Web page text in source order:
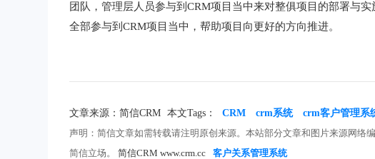
团队，管理层人员参与到CRM项目当中来对整俱项目的部署与
全部参与到CRM项目当中，帮助项目向更好的方向推进。
文章来源：简信CRM 本文Tags： CRM crm系统
crm客户管理系
声明：简信文章如需转载请注明原创来源。本站部分文章和图片来源网
简信立场。
简信CRM www.crm.cc 客户关系管理系统